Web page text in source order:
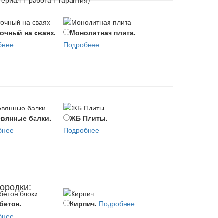
Подробнее
и двери
на сваях.
Монолитная плита.
Подробнее
балки.
ЖБ Плиты.
Подробнее
Кирпич. Подробнее